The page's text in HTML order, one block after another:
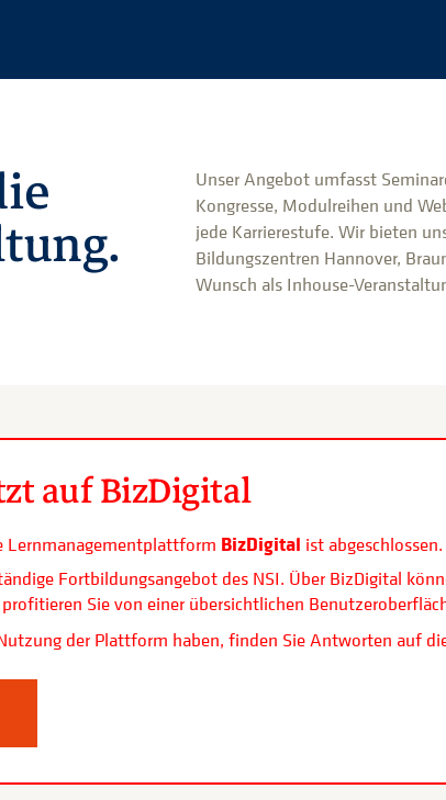
Unser Angebot umfasst
Kongresse, Modulreihen und
jede Karrierestufe. Wir bieten
Bildungszentren Hannover,
Wunsch als Inhouse-
auf BizDigital
Lernmanagementplattform BizDigital ist abgeschlossen.
Fortbildungsangebot des NSI. Über BizDigital
Sie von einer übersichtlichen
der Plattform haben, finden Sie Antworten auf